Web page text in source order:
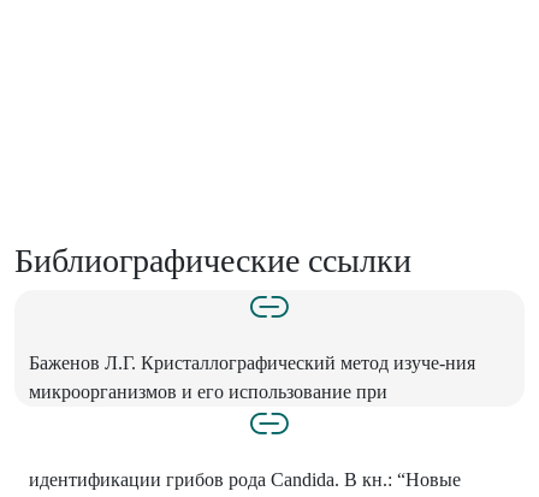
Библиографические ссылки
Баженов Л.Г. Кристаллографический метод изуче-ния
микроорганизмов и его использование при
идентификации грибов рода Candida. В кн.: “Новые